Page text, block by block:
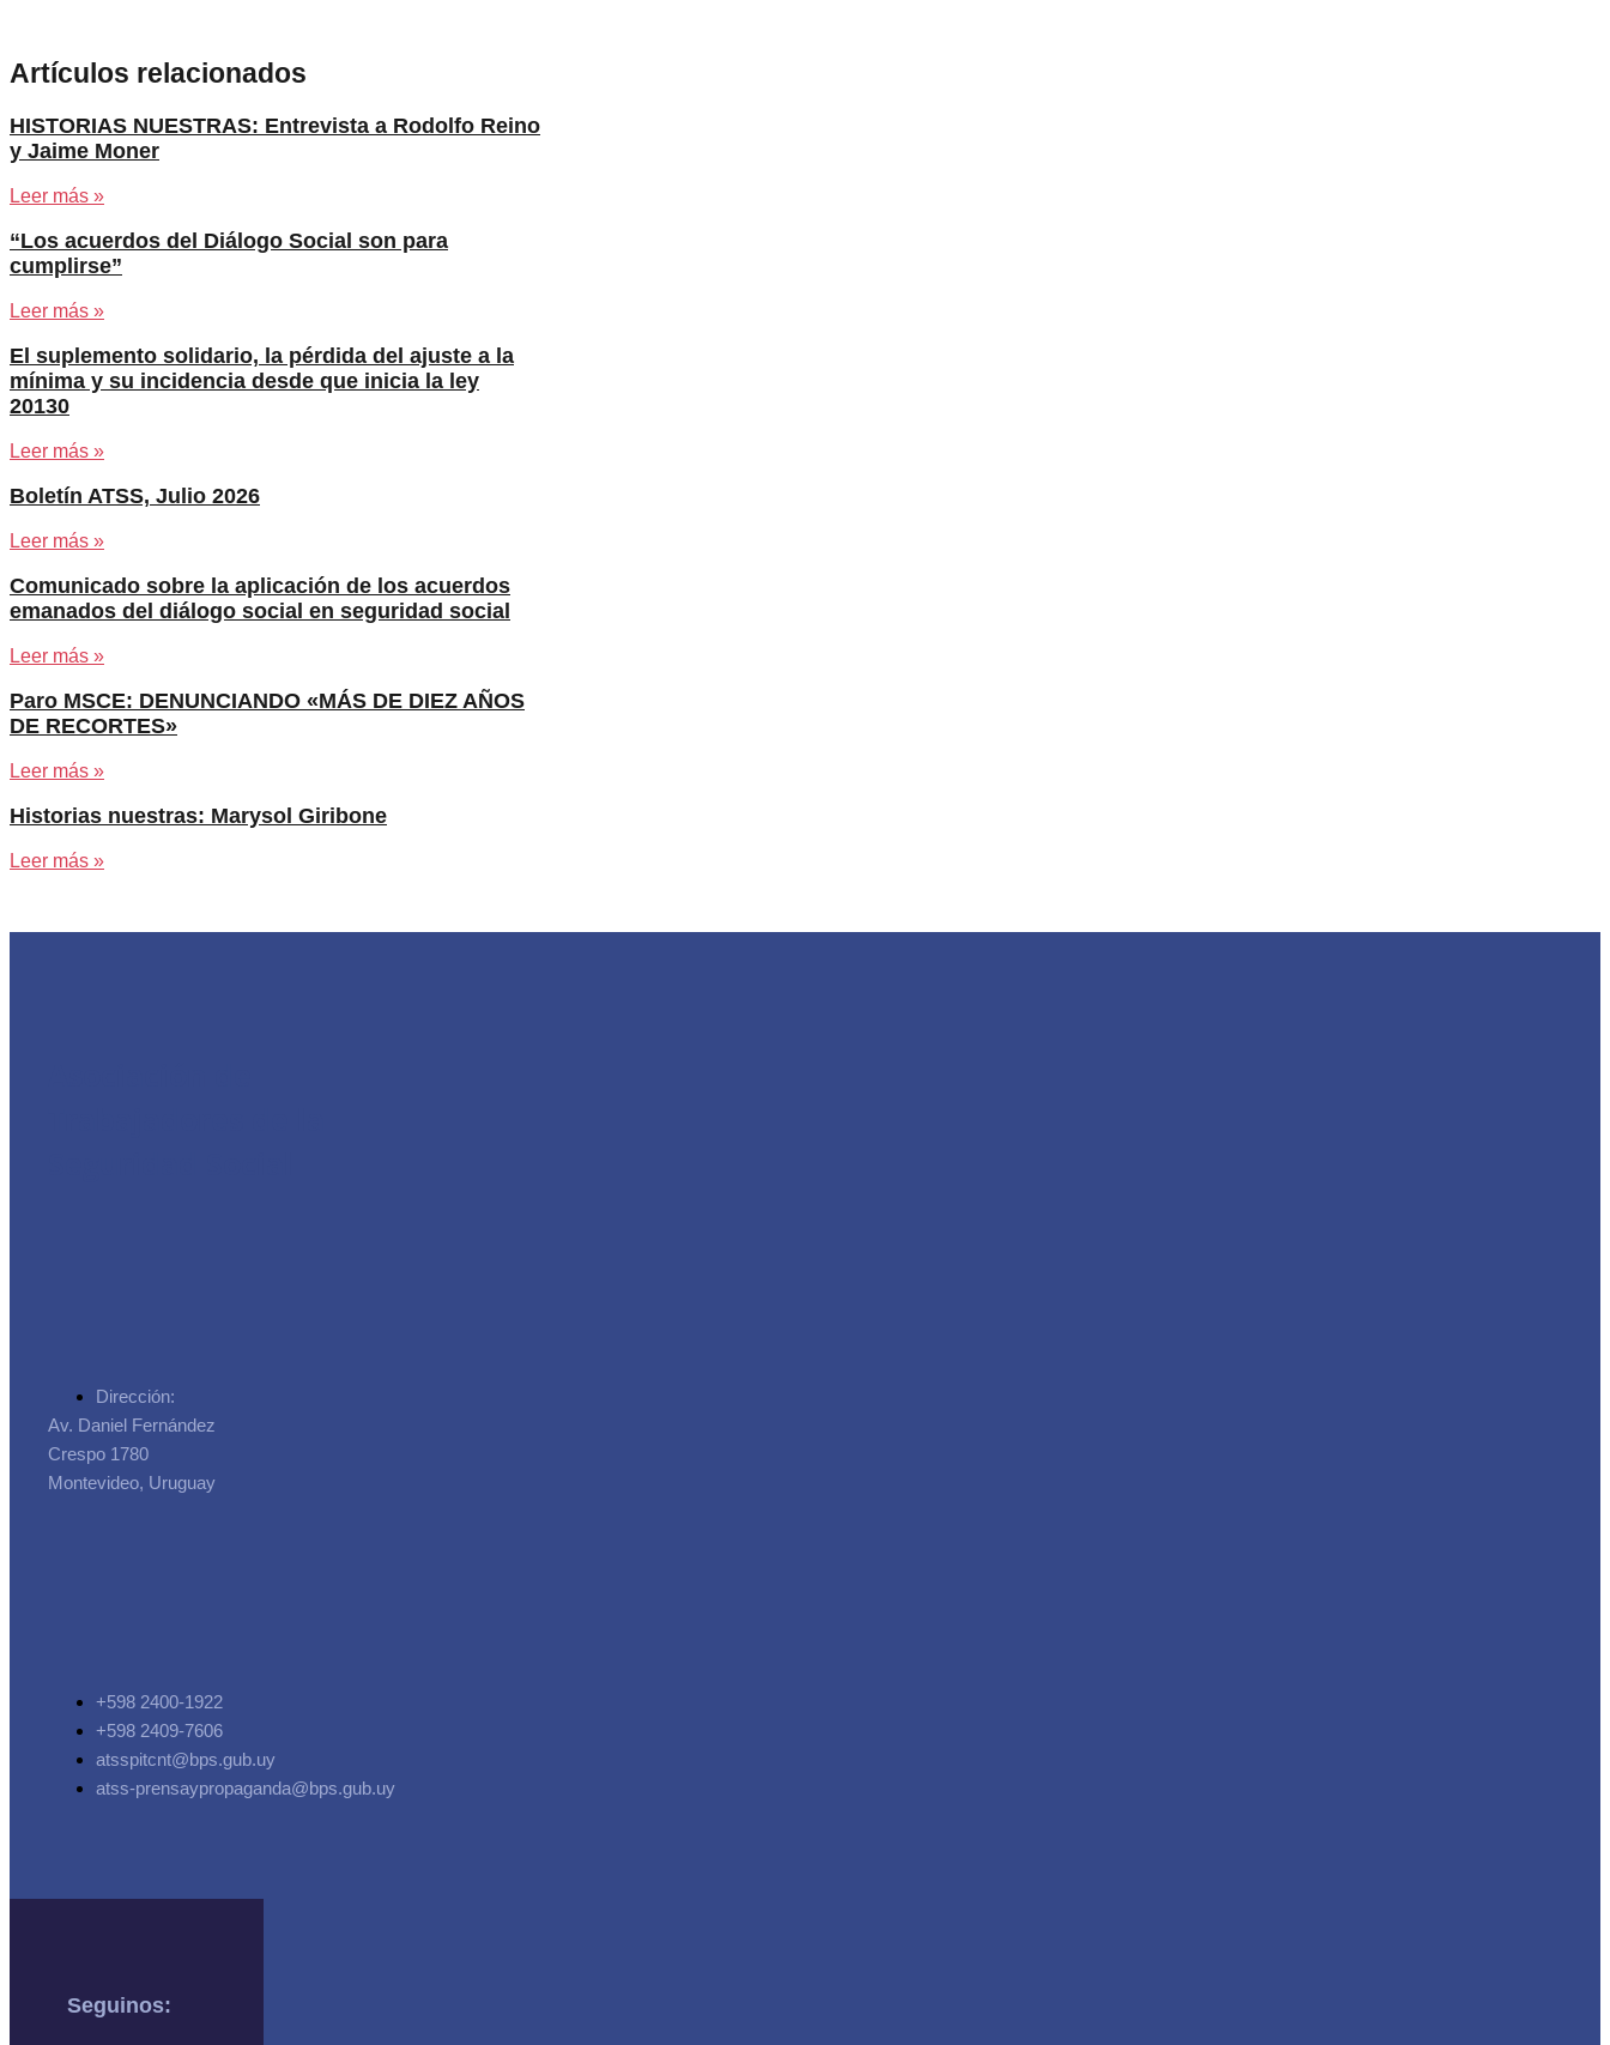
Artículos relacionados
HISTORIAS NUESTRAS: Entrevista a Rodolfo Reino
y Jaime Moner
Leer más »
“Los acuerdos del Diálogo Social son para
cumplirse”
Leer más »
El suplemento solidario, la pérdida del ajuste a la
mínima y su incidencia desde que inicia la ley
20130
Leer más »
Boletín ATSS, Julio 2026
Leer más »
Comunicado sobre la aplicación de los acuerdos
emanados del diálogo social en seguridad social
Leer más »
Paro MSCE: DENUNCIANDO «MÁS DE DIEZ AÑOS
DE RECORTES»
Leer más »
Historias nuestras: Marysol Giribone
Leer más »
Dirección:
Av. Daniel Fernández
Crespo 1780
Montevideo, Uruguay
+598 2400-1922
+598 2409-7606
atsspitcnt@bps.gub.uy
atss-prensaypropaganda@bps.gub.uy
Seguinos: